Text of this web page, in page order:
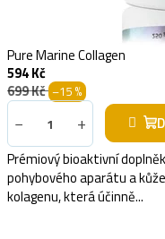
Pure Marine Collagen
594 Kč
699 Kč –15 %
+
−
Prémiový bioaktivní
pohybového aparátu a
kolagenu, která účinně...